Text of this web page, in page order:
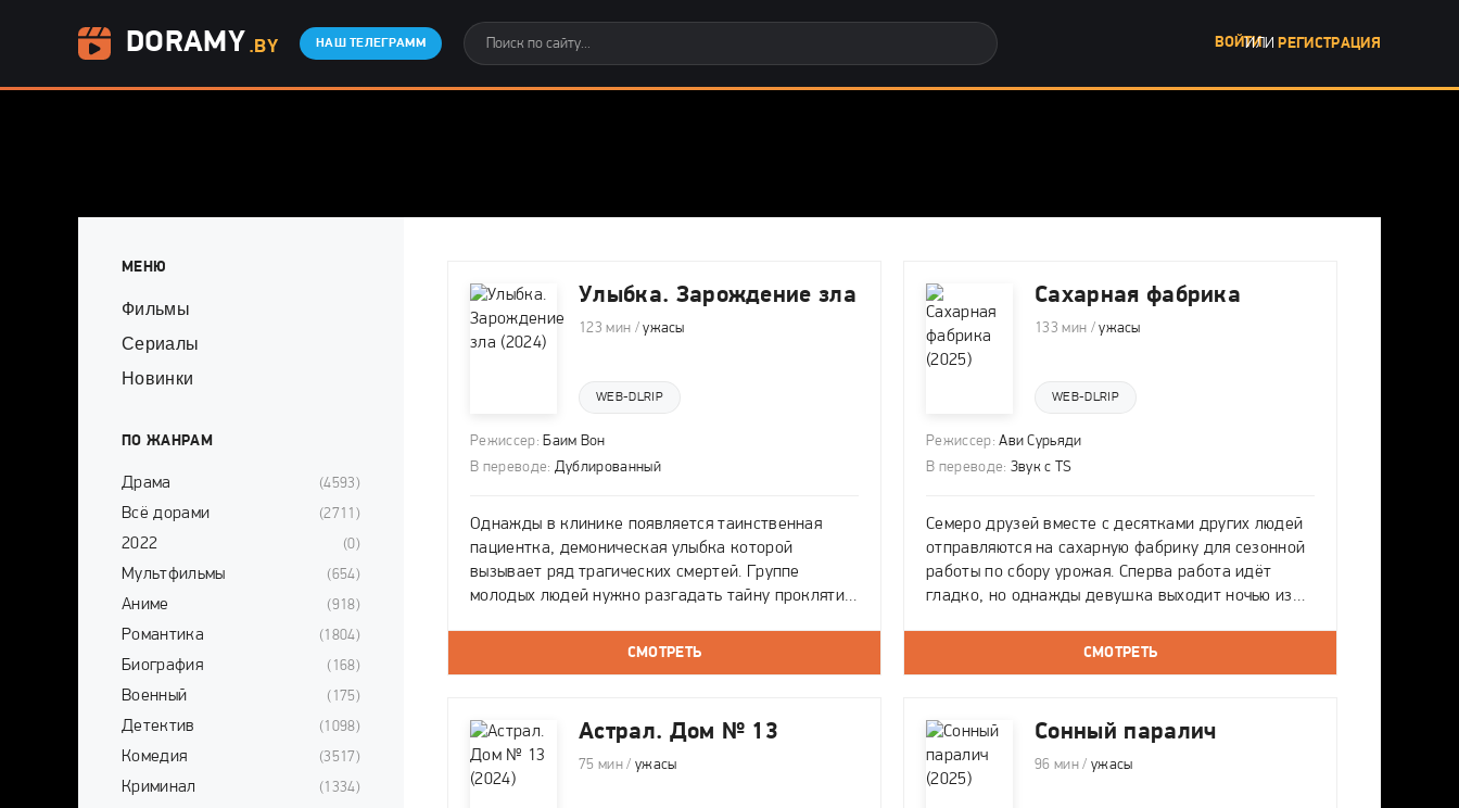
DORAMY .BY НАШ ТЕЛЕГРАММ ВОЙТИ
ИЛИ РЕГИСТРАЦИЯ
Улыбка. Зарождение зла
123 мин /ужасы
WEB-DLRIP
Режиссер: Баим Вон
В переводе: Дублированный
Однажды в клинике появляется таинственная
пациентка, демоническая улыбка которой
вызывает ряд трагических смертей. Группе
молодых людей нужно разгадать тайну проклятия
жертвами. Времени, чтобы выжить, становится
СМОТРЕТЬ
Сахарная фабрика
133 мин /ужасы
WEB-DLRIP
Режиссер: Ави Сурьяди
В переводе: Звук с TS
Семеро друзей вместе с десятками других людей
отправляются на сахарную фабрику для сезонной
работы по сбору урожая. Сперва работа идёт
гладко, но однажды девушка выходит ночью из
Вскоре рабочих охватывает страх: на
СМОТРЕТЬ
Астрал. Дом № 13
75 мин / ужасы
Сонный паралич
96 мин / ужасы
МЕНЮ
Фильмы
Сериалы
Новинки
ПО ЖАНРАМ
Драма (4593)
Всё дорами (2711)
2022 (0)
Мультфильмы (654)
Аниме (918)
Романтика (1804)
Биография (168)
Военный (175)
Детектив (1098)
Комедия (3517)
Криминал (1334)